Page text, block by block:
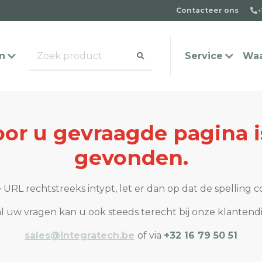
Contacteer ons
Service
aanvragen Veel gestelde vragen
team Contact
u gevraagde pagina
gevonden.
URL rechtstreeks intypt, let er dan op dat de spelling
uw vragen kan u ook steeds terecht bij onze
sales@integratech.be of via +32 16 79 50 51